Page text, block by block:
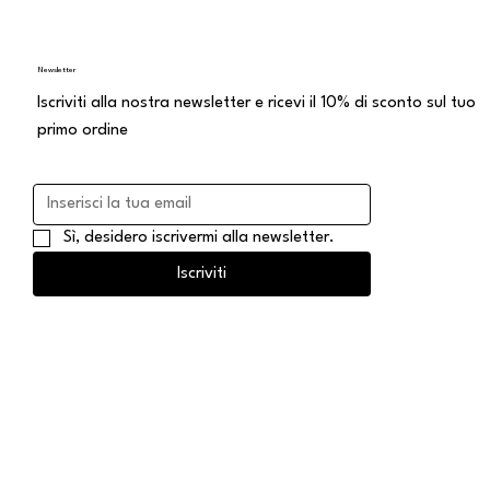
Newsletter
Iscriviti alla nostra newsletter e ricevi il 10% di sconto sul tuo
primo ordine
Sì, desidero iscrivermi alla newsletter.
Iscriviti